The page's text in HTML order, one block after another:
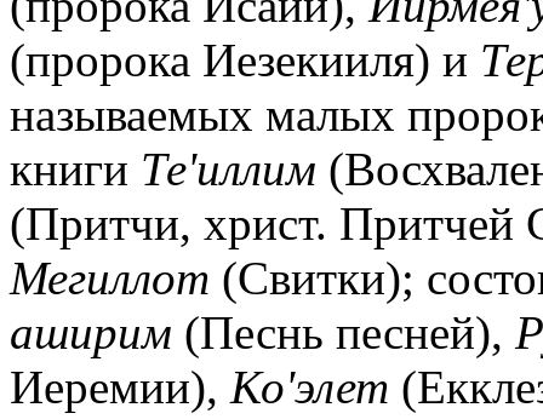
(пророка Иезекииля) и
называемых малых
книги Те'иллим
(Притчи, христ.
Мегиллот (Свитки);
аширим (Песнь песней),
Иеремии), Ко'элет